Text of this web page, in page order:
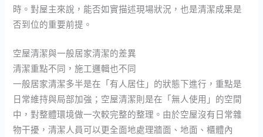
時。對屋主來說，能否如實描述現場狀況，也是清潔成果是
否到位的重要前提。
空屋清潔與一般居家清潔的差異
清潔重點不同，施工邏輯也不同
一般居家清潔多半是在「有人居住」的狀態下進行，重點是
日常維持與局部加強；空屋清潔則是在「無人使用」的空間
中，對整體環境做一次較完整的整理。由於空屋沒有日常雜
物干擾，清潔人員可以更全面地處理牆面、地面、櫃體內